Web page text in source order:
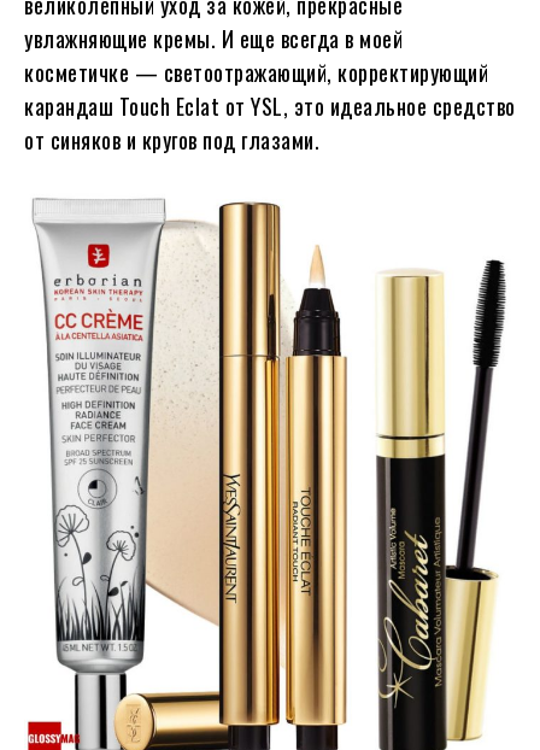
увлажняющие кремы. И еще всегда в моей
косметичке — светоотражающий, корректирующий
карандаш Touch Eclat от YSL, это идеальное средство
от синяков и кругов под глазами.